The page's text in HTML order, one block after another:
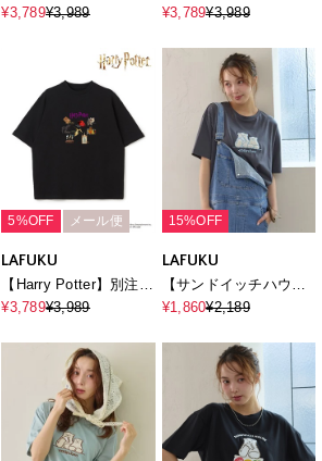
ハリー・ポッターフォ
shirt《UNISEX》
¥3,789¥3,989
ハリー・ポッターフォ
Sleeve T-
shirt《UNISEX》
¥3,789¥3,989
5%OFF メール便
LAFUKU
【Harry Potter】別注 /
ハリー・ポッターグラ
Over Harf Sleeve
Graphic T-
shirt《UNISEX》
¥3,789¥3,989
15%OFF
LAFUKU
【サンドイッチハウス
メルヘン】サガラ刺繍
¥1,860¥2,189